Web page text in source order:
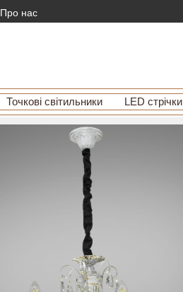
Про нас
Точкові світильники LED стрічки